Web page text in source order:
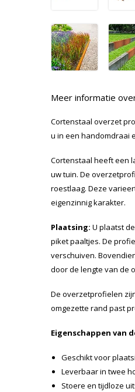
Meer informatie
Cortenstaal overzet
u in een handomdraai
Cortenstaal heeft een
uw tuin. De
roestlaag. Deze
eigenzinnig karakter.
Plaatsing: U plaatst
piket paaltjes. De
verschuiven.
door de lengte van de
De overzetprofielen
omgezette rand past
Eigenschappen van
Geschikt voor
Leverbaar in twee
Stoere en tijdloze